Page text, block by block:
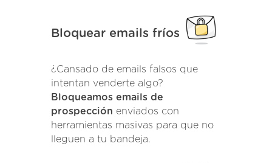
Bloquear emails fríos
¿Cansado de emails falsos que
intentan venderte algo?
Bloqueamos emails de
prospección enviados con
herramientas masivas para que no
lleguen a tu bandeja.